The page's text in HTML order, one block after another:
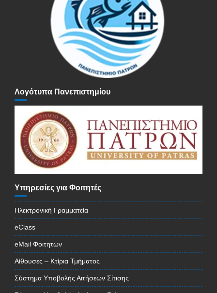
Λογότυπα Πανεπιστημίου
Υπηρεσίες για Φοιτητές
Ηλεκτρονική Γραμματεία
eClass
eMail Φοιτητών
Αίθουσες – Κτίρια Τμήματος
Σύστημα Υποβολής Αιτήσεων Σίτισης